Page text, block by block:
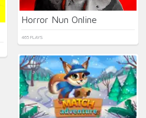
Horror Nun Online
465 PLAYS